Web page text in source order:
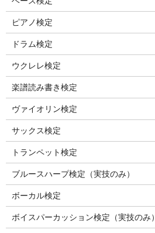
ピアノ検定
ドラム検定
ウクレレ検定
楽譜読み書き検定
ヴァイオリン検定
サックス検定
トランペット検定
ブルースハープ検定（実技のみ）
ボーカル検定
ボイスパーカッション検定（実技のみ）